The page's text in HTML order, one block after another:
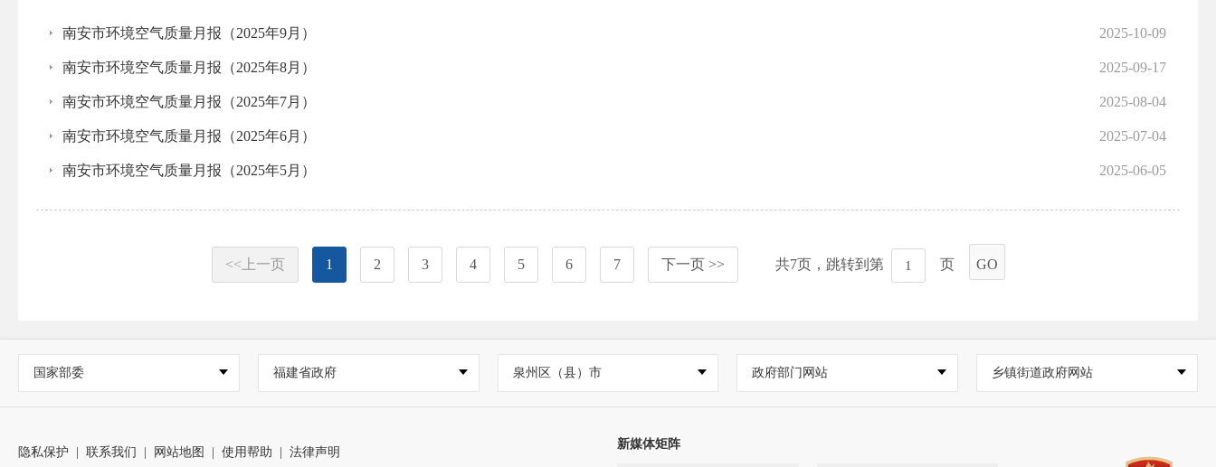
2025-10-09
南安市环境空气质量月报（2025年9月）
2025-09-17
南安市环境空气质量月报（2025年8月）
2025-08-04
南安市环境空气质量月报（2025年7月）
2025-07-04
南安市环境空气质量月报（2025年6月）
2025-06-05
南安市环境空气质量月报（2025年5月）
<<上一页 1 2 3 4 5 6 7 下一页 >> 共7页，跳转到第 页 GO
国家部委 福建省政府 泉州区（县）市 政府部门网站 乡镇街道政府网站
隐私保护 联系我们 网站地图 使用帮助 法律声明
新媒体矩阵